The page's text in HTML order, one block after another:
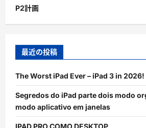
P2計画
最近の投稿
The Worst iPad Ever – iPad 3 in 2026!
Segredos do iPad parte dois modo
modo aplicativo em janelas